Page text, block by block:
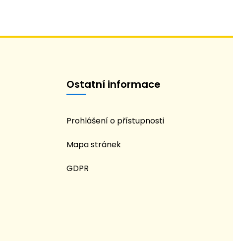
Ostatní informace
Prohlášení o přístupnosti
Mapa stránek
GDPR